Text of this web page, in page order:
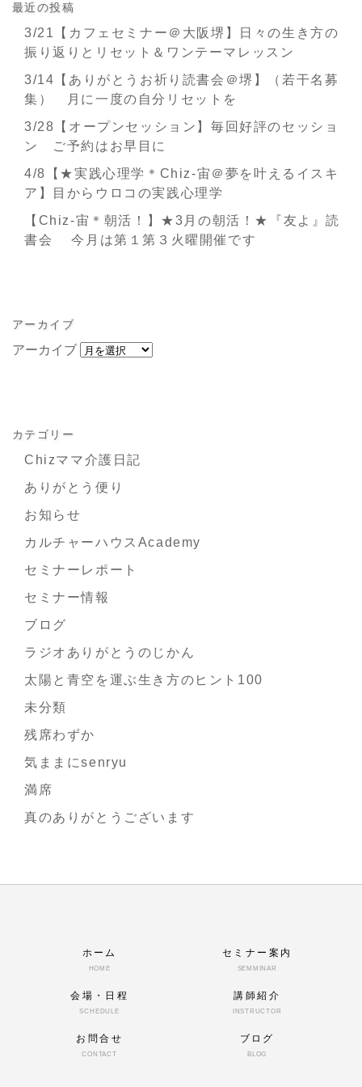
最近の投稿
3/21【カフェセミナー＠大阪堺】日々の生き方の
振り返りとリセット＆ワンテーマレッスン
3/14【ありがとうお祈り読書会＠堺】（若干名募
集） 月に一度の自分リセットを
3/28【オープンセッション】毎回好評のセッショ
ン ご予約はお早目に
4/8【★実践心理学＊Chiz-宙＠夢を叶えるイスキ
ア】目からウロコの実践心理学
【Chiz-宙＊朝活！】★3月の朝活！★『友よ』読
書会 今月は第１第３火曜開催です
アーカイブ
アーカイブ
カテゴリー
Chizママ介護日記
ありがとう便り
お知らせ
カルチャーハウスAcademy
セミナーレポート
セミナー情報
ブログ
ラジオありがとうのじかん
太陽と青空を運ぶ生き方のヒント100
未分類
残席わずか
気ままにsenryu
満席
真のありがとうございます
ホーム
HOME
セミナー案内
SEMMINAR
会場・日程
SCHEDULE
講師紹介
INSTRUCTOR
お問合せ
CONTACT
ブログ
BLOG